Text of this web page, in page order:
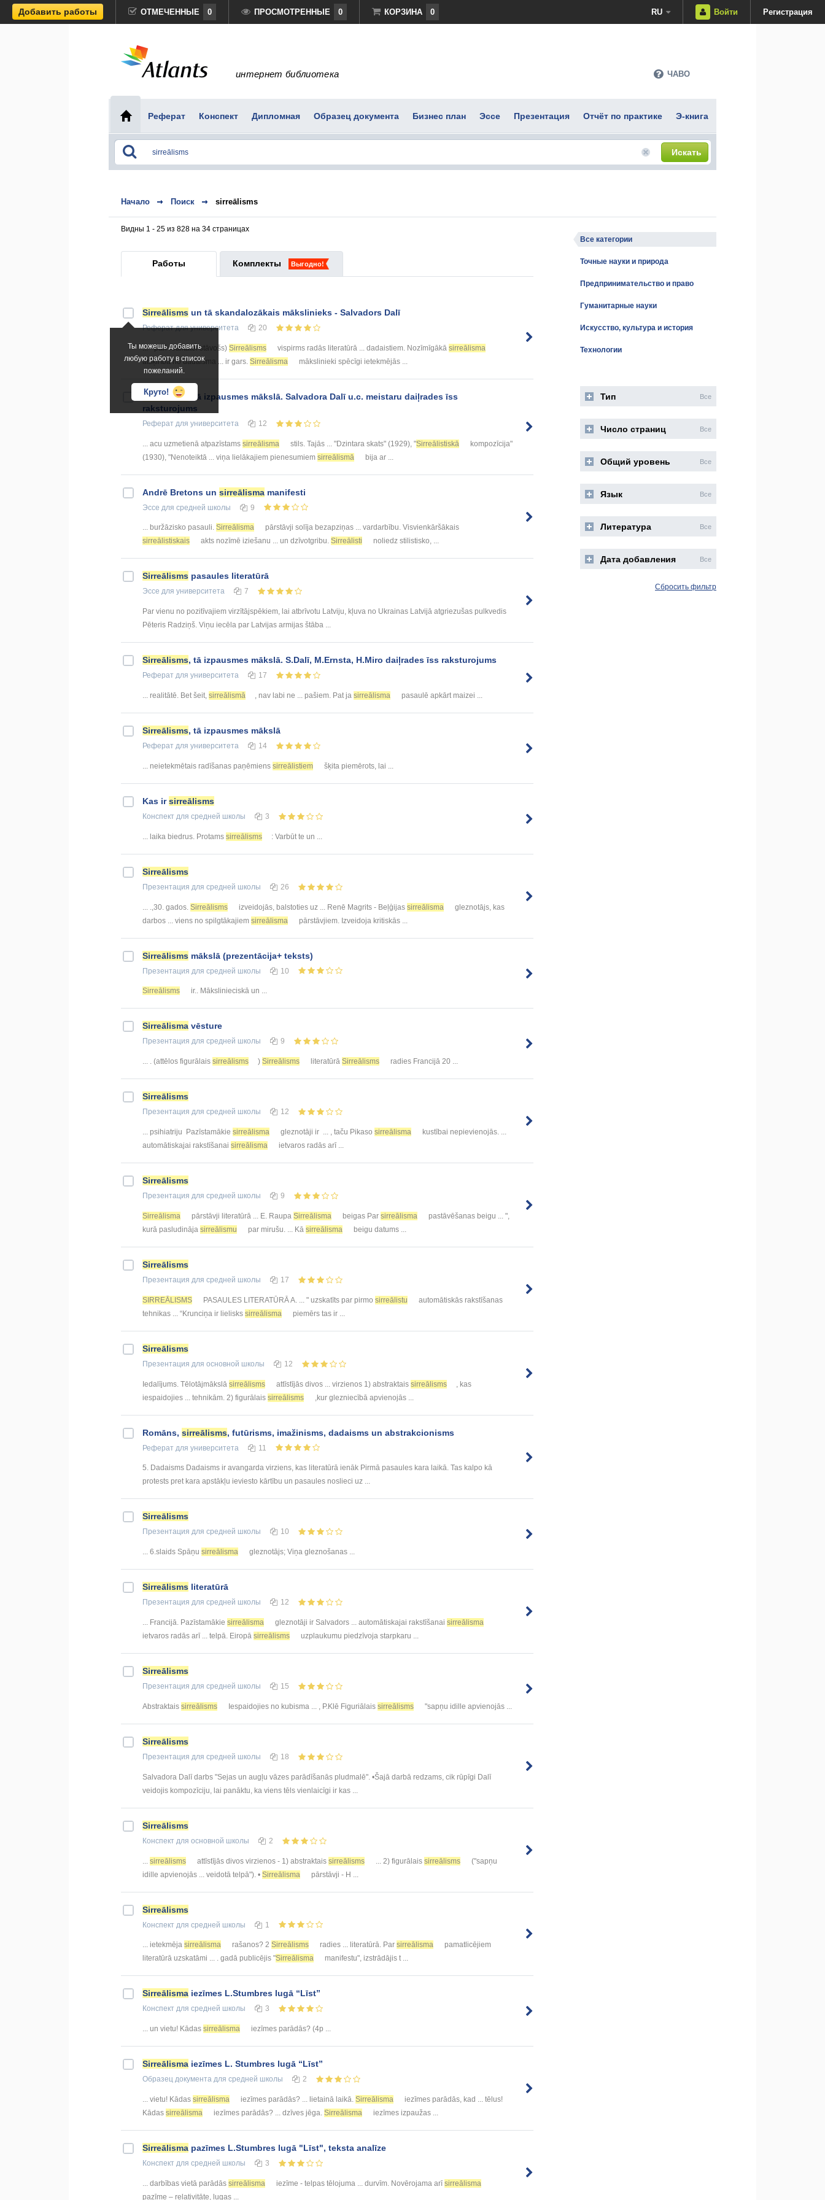
Добавить работы ОТМЕЧЕННЫЕ 0 ПРОСМОТРЕННЫЕ 0 КОРЗИНА 0 RU Войти Регистрация
интернет библиотека ЧАВО
Реферат Конспект Дипломная Образец документа Бизнес план Эссе Презентация Отчёт по практике Э-книга
Искать
Начало Поиск sirreālisms
Видны 1 - 25 из 828 на 34 страницах
Работы Комплекты Выгодно!
Ты можешь добавить
любую работу в список
пожеланий.
Круто!
Sirreālisms un tā skandalozākais mākslinieks - Salvadors Dalī
Рефератдля университета 20
... - pāri realitātei stāvošs) Sirreālisms vispirms radās literatūrā ... dadaistiem. Nozīmīgākā sirreālisma
atšķirība no dadaisma ... ir gars. Sirreālisma mākslinieki spēcīgi ietekmējās ...
Sirreālisms
, tā izpausmes mākslā. Salvadora Dalī u.c. meistaru daiļrades īss
raksturojums
Реферат для университета 12
... acu uzmetienā atpazīstams sirreālisma stils. Tajās ... "Dzintara skats" (1929), "Sirreālistiskā
kompozīcija"
(1930), "Nenoteiktā ... viņa lielākajiem pienesumiem sirreālismā bija ar ...
Andrē Bretons un sirreālisma manifesti
Эссе для средней школы 9
... buržāzisko pasauli. Sirreālisma
pārstāvji solīja bezapziņas ... vardarbību. Visvienkāršākais
sirreālistiskais
akts nozīmē iziešanu ... un dzīvotgribu. Sirreālisti noliedz stilistisko, ...
Sirreālisms pasaules literatūrā
Эссе для университета 7
Par vienu no pozitīvajiem virzītājspēkiem, lai atbrīvotu Latviju, kļuva no Ukrainas Latvijā atgriezušas pulkvedis
Pēteris Radziņš. Viņu iecēla par Latvijas armijas štāba ...
Sirreālisms, tā izpausmes mākslā. S.Dalī, M.Ernsta, H.Miro daiļrades īss raksturojums
Реферат для университета 17
... realitātē. Bet šeit, sirreālismā , nav labi ne ... pašiem. Pat ja sirreālisma pasaulē apkārt maizei ...
Sirreālisms, tā izpausmes mākslā
Реферат для университета 14
... neietekmētais radīšanas paņēmiens sirreālistiem šķita piemērots, lai ...
Kas irsirreālisms
Конспект для средней школы 3
... laika biedrus. Protams sirreālisms : Varbūt te un ...
Sirreālisms
Презентация для средней школы 26
... .,30. gados. Sirreālisms izveidojās, balstoties uz ... Renē Magrits - Beļģijas sirreālisma
gleznotājs, kas
darbos ... viens no spilgtākajiem sirreālisma pārstāvjiem. Izveidoja kritiskās ...
Sirreālisms mākslā (prezentācija+ teksts)
Презентация для средней школы 10
Sirreālisms ir.. Mākslinieciskā un ...
Sirreālisma vēsture
Презентация для средней школы 9
... . (attēlos figurālais sirreālisms ) Sirreālisms literatūrā Sirreālisms radies Francijā 20 ...
Sirreālisms
Презентация для средней школы 12
... psihiatriju Pazīstamākie sirreālisma gleznotāji ir ... , taču Pikaso sirreālisma
kustībai nepievienojās. ...
automātiskajai rakstīšanai sirreālisma ietvaros radās arī ...
Sirreālisms
Презентация для средней школы 9
Sirreālisma pārstāvji literatūrā ... E. Raupa Sirreālisma beigas Par sirreālisma
pastāvēšanas beigu ... ",
kurā pasludināja sirreālismu par mirušu. ... Kā sirreālisma beigu datums ...
Sirreālisms
Презентация для средней школы 17
SIRREĀLISMS PASAULES LITERATŪRĀ A. ... " uzskatīts par pirmo sirreālistu
automātiskās rakstīšanas
tehnikas ... “Krunciņa ir lielisks sirreālisma piemērs tas ir ...
Sirreālisms
Презентация для основной школы 12
Iedalījums. Tēlotājmākslā sirreālisms attīstījās divos ... virzienos 1) abstraktais sirreālisms
, kas
iespaidojies ... tehnikām. 2) figurālais sirreālisms ,kur glezniecībā apvienojās ...
Romāns, sirreālisms, futūrisms, imažinisms, dadaisms un abstrakcionisms
Реферат для университета 11
5. Dadaisms Dadaisms ir avangarda virziens, kas literatūrā ienāk Pirmā pasaules kara laikā. Tas kalpo kā
protests pret kara apstākļu ieviesto kārtību un pasaules noslieci uz ...
Sirreālisms
Презентация для средней школы 10
... 6.slaids Spāņu sirreālisma gleznotājs; Viņa gleznošanas ...
Sirreālisms literatūrā
Презентация для средней школы 12
... Francijā. Pazīstamākie sirreālisma gleznotāji ir Salvadors ... automātiskajai rakstīšanai sirreālisma
ietvaros radās arī ... telpā. Eiropā sirreālisms uzplaukumu piedzīvoja starpkaru ...
Sirreālisms
Презентация для средней школы 15
Abstraktais sirreālisms Iespaidojies no kubisma ... , P.Klē Figuriālais sirreālisms "sapņu idille apvienojās ...
Sirreālisms
Презентация для средней школы 18
Salvadora Dalī darbs "Sejas un augļu vāzes parādīšanās pludmalē". •Šajā darbā redzams, cik rūpīgi Dalī
veidojis kompozīciju, lai panāktu, ka viens tēls vienlaicīgi ir kas ...
Sirreālisms
Конспект для основной школы 2
sirreālisms attīstījās divos virzienos - 1) abstraktais sirreālisms ... 2) figurālais sirreālisms
("sapņu
idille apvienojās ... veidotā telpā"). • Sirreālisma pārstāvji - H ...
Sirreālisms
Конспект для средней школы 1
... ietekmēja sirreālisma rašanos? 2 Sirreālisms radies ... literatūrā. Par sirreālisma
pamatlicējiem
literatūrā uzskatāmi ... . gadā publicējis "Sirreālisma manifestu", izstrādājis t ...
Sirreālisma iezīmes L.Stumbres lugā “Līst”
Конспект для средней школы 3
... un vietu! Kādas sirreālisma iezīmes parādās? (4p ...
Sirreālisma iezīmes L. Stumbres lugā “Līst”
Образец документа для средней школы 2
... vietu! Kādas sirreālisma iezīmes parādās? ... lietainā laikā. Sirreālisma
iezīmes parādās, kad ... tēlus!
Kādas sirreālisma iezīmes parādās? ... dzīves jēga. Sirreālisma iezīmes izpaužas ...
Sirreālisma pazīmes L.Stumbres lugā "Līst", teksta analīze
Конспект для средней школы 3
... darbības vietā parādās sirreālisma iezīme - telpas tēlojuma ... durvīm. Novērojama arīsirreālisma
pazīme – relativitāte, lugas ...
Все категории
Точные науки и природа
Предпринимательство и право
Гуманитарные науки
Искусство, культура и история
Технологии
Тип Все
Число страниц Все
Общий уровень Все
Язык Все
Литература Все
Дата добавления Все
Сбросить фильтр